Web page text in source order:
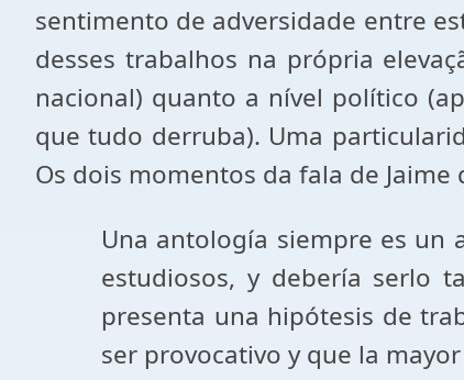
sentimento de adversidade entre
desses trabalhos na própria
nacional) quanto a nível político
que tudo derruba). Uma
Os dois momentos da fala de
Una antología siempre es un
estudiosos, y debería serlo
presenta una hipótesis de
ser provocativo y que la